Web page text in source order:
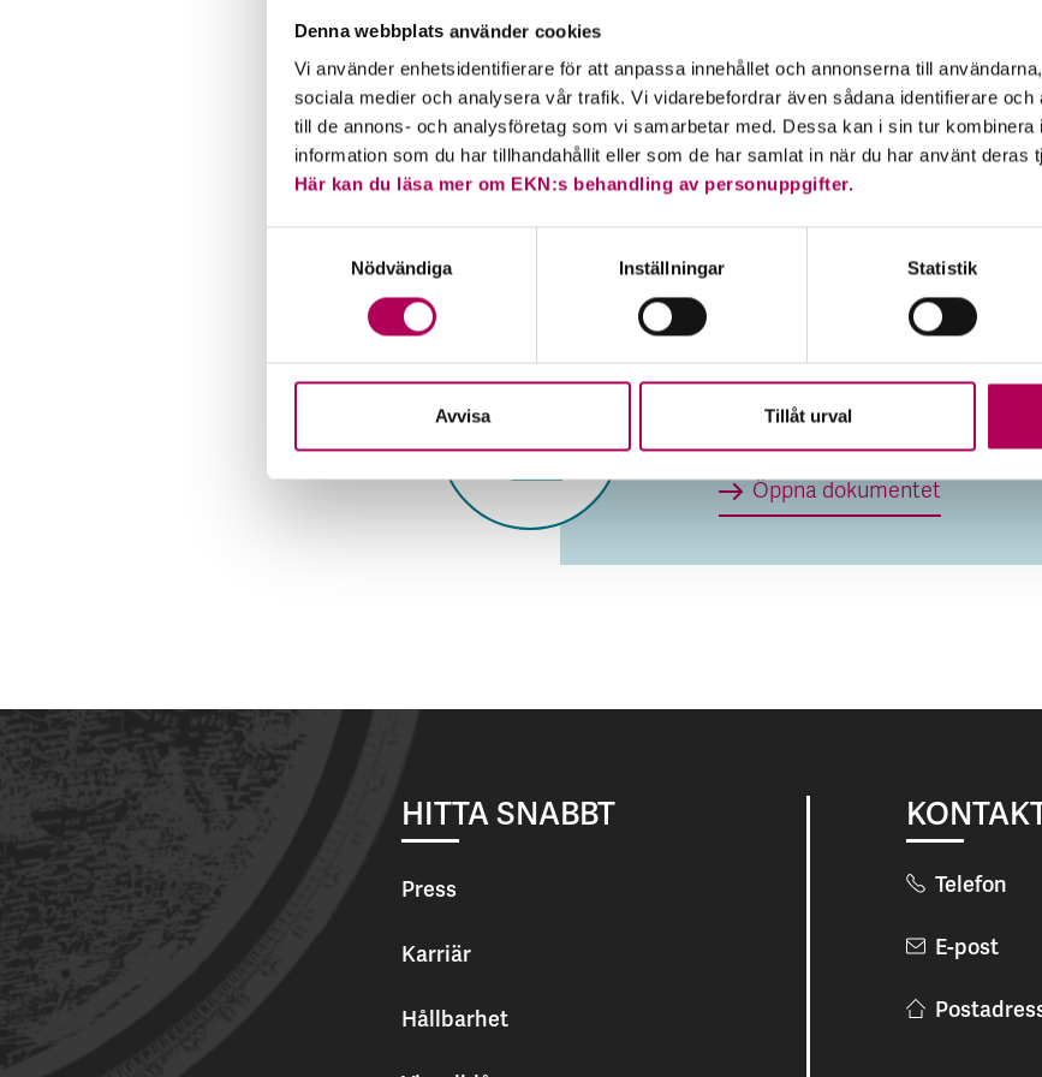
Denna webbplats använder cookies
Vi använder enhetsidentifierare för att anpassa innehållet och annonserna till
sociala medier och analysera vår trafik. Vi vidarebefordrar även sådana identifierare och
till de annons- och analysföretag som vi samarbetar med. Dessa kan i sin tur kombinera
information som du har tillhandahållit eller som de har samlat in när du har använt deras
Här kan du läsa mer om EKN:s behandling av personuppgifter.
Nödvändiga
Inställningar Statistik
Avvisa Tillåt urval
valutafonden – IMF. Kulmen på konjunkturen har passerat,
senaste åren, 2018 och 2017 som sticker ut som toppår,
på 3,7 procent.
I vanlig ordning visar tillväxt- och utvecklingsländerna i
tecken på någon avmattning. USA:s tillväxttakt överstiger
två procent. De delar av världen som framför allt bidrar till
tillväxttakten är euroländerna, Latinamerika, Mellanöstern
Omvärldsanalys maj
Filen är ett PDF-dokument
Öppna dokumentet
HITTA SNABBT
Press
Karriär
Hållbarhet
Telefon
E-post